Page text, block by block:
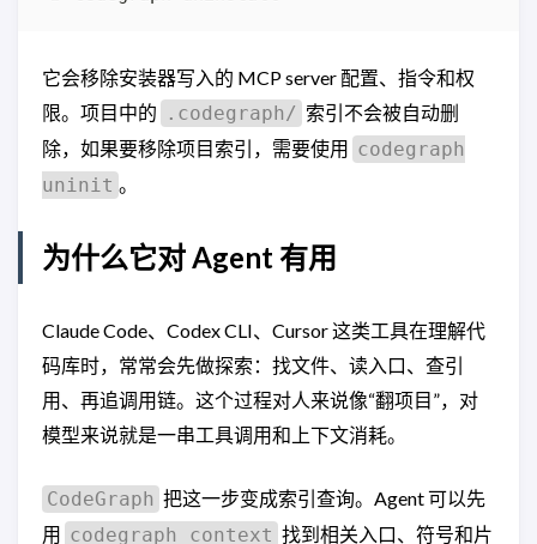
它会移除安装器写入的 MCP server 配置、指令和权
限。项目中的
.codegraph/ 索引不会被自动删
除，如果要移除项目索引，需要使用 codegraph
uninit 。
为什么它对 Agent 有用
Claude Code、Codex CLI、Cursor 这类工具在理解代
码库时，常常会先做探索：找文件、读入口、查引
用、再追调用链。这个过程对人来说像“翻项目”，对
模型来说就是一串工具调用和上下文消耗。
CodeGraph 把这一步变成索引查询。Agent 可以先
用 codegraph_context 找到相关入口、符号和片